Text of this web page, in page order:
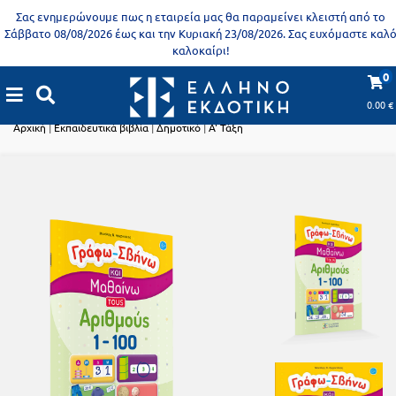
Σας ενημερώνουμε πως η εταιρεία μας θα παραμείνει κλειστή από το
Σάββατο 08/08/2026 έως και την Κυριακή 23/08/2026. Σας ευχόμαστε καλό
καλοκαίρι!
0
0.00€
X
Βιβλία
ενήλικες
Αποκλειστική
διάθεση
Trivia
Books
- Η
γνώση
είναι
Προδημοτική
εκπαίδευση
Εκπαιδευτικές
αφίσες
Βιβλία
Ελληνίζειν
Δημοτικό
Α΄
Τάξη
Εκπαιδευτικά βιβλία
Αρχική|Εκπαιδευτικά βιβλία|Δημοτικό|Α' Τάξη